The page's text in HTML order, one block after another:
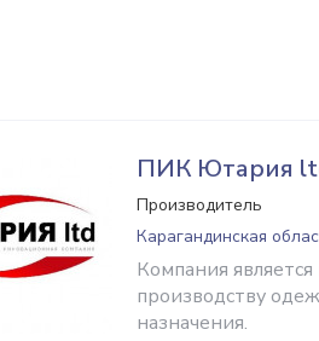
ПИК Ютария
Производитель
Карагандинская
Компания
производству
назначения.